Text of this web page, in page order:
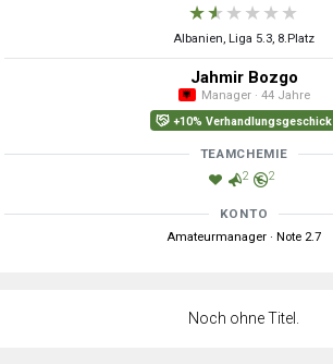
★★ ★ ★ ★ ★
Albanien, Liga 5.3, 8.Platz
Jahmir Bozgo
Manager · 44 Jahre
+10% Verhandlungsgeschick
TEAMCHEMIE
2 2
KONTO
Amateurmanager · Note 2.7
Noch ohne Titel.